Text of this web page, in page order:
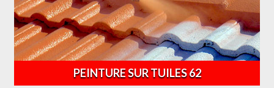
PEINTURE SUR TUILES 62